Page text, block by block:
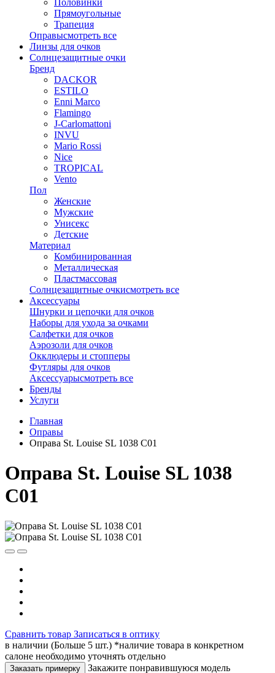
Прямоугольные
Трапеция
Оправысмотреть все
Линзы для очков
Солнцезащитные очки
Бренд
DACKOR
ESTILO
Enni Marco
Flamingo
J-Carlomattoni
INVU
Mario Rossi
Nice
TROPICAL
Vento
Пол
Женские
Мужские
Унисекс
Детские
Материал
Комбинированная
Металлическая
Пластмассовая
Солнцезащитные очкисмотреть все
Аксессуары
Шнурки и цепочки для очков
Наборы для ухода за очками
Салфетки для очков
Аэрозоли для очков
Окклюдеры и стопперы
Футляры для очков
Аксессуарысмотреть все
Бренды
Услуги
Главная
Оправы
Оправа St. Louise SL 1038 C01
Оправа St. Louise SL 1038
C01
Сравнить товар Записаться в оптику
в наличии (Больше 5 шт.) *наличие товара в конкретном
салоне необходимо уточнять отдельно
Заказать примерку
Закажите понравившуюся модель